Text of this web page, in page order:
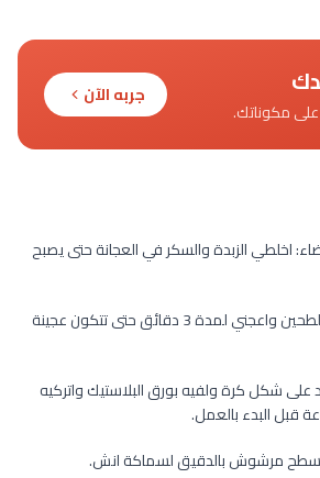
مكوناتك.
جربه الآن
اخلطي الزبدة والسكر في العجانة حتى يصبح
?أضيفي الفانيلا ثم الطحين واعجني لمدة 3 دقائق حتى تتكون عجينة
على شكل كرة ولفيه بورق البلاستيك واتركيه
قبل البدء بالعمل.
سطح مرشوش بالدقيق لسماكة انش.